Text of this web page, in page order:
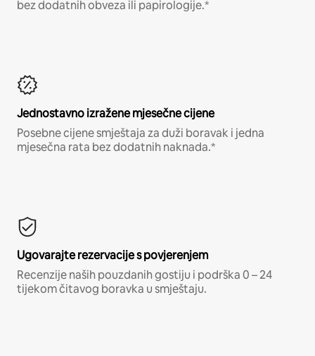
bez dodatnih obveza ili papirologije.*
Jednostavno izražene mjesečne cijene
Posebne cijene smještaja za duži boravak i jedna
mjesečna rata bez dodatnih naknada.*
Ugovarajte rezervacije s povjerenjem
Recenzije naših pouzdanih gostiju i podrška 0 – 24
tijekom čitavog boravka u smještaju.